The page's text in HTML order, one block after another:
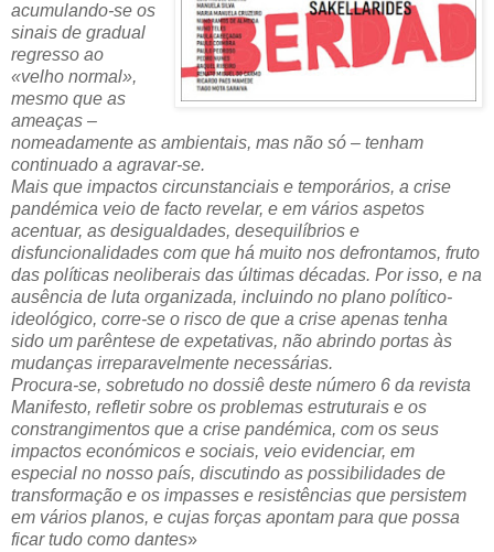
acumulando-se os
sinais de gradual
regresso ao
«velho normal»,
mesmo que as
ameaças –
nomeadamente as ambientais, mas não só – tenham
continuado a agravar-se.
Mais que impactos circunstanciais e temporários, a crise
pandémica veio de facto revelar, e em vários aspetos
acentuar, as desigualdades, desequilíbrios e
disfuncionalidades com que há muito nos defrontamos, fruto
das políticas neoliberais das últimas décadas. Por isso, e na
ausência de luta organizada, incluindo no plano político-
ideológico, corre-se o risco de que a crise apenas tenha
sido um parêntese de expetativas, não abrindo portas às
mudanças irreparavelmente necessárias.
Procura-se, sobretudo no dossiê deste número 6 da revista
Manifesto, refletir sobre os problemas estruturais e os
constrangimentos que a crise pandémica, com os seus
impactos económicos e sociais, veio evidenciar, em
especial no nosso país, discutindo as possibilidades de
transformação e os impasses e resistências que persistem
em vários planos, e cujas forças apontam para que possa
ficar tudo como dantes»